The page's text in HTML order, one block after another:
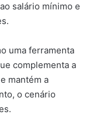
salário mínimo e
uma ferramenta
complementa a
mantém a
o cenário